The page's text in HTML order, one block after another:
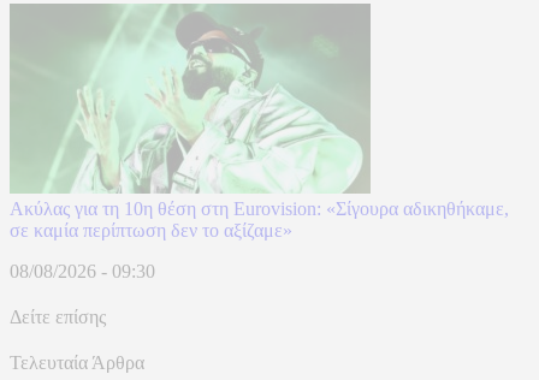
Ακύλας για τη 10η θέση στη Eurovision: «Σίγουρα αδικηθήκαμε,
σε καμία περίπτωση δεν το αξίζαμε»
08/08/2026 - 09:30
Δείτε επίσης
Τελευταία Άρθρα